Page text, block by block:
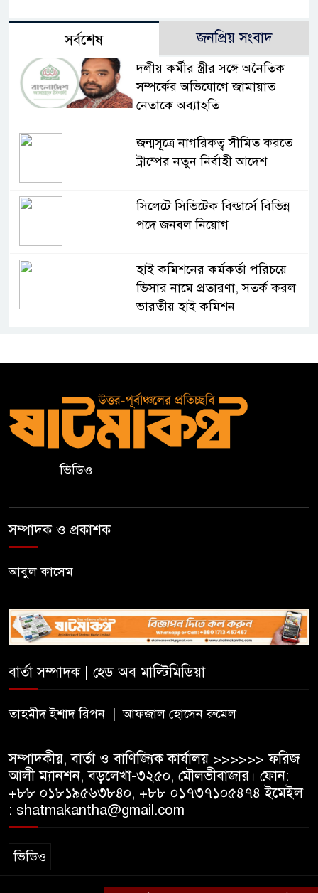
সর্বশেষ জনপ্রিয় সংবাদ
দলীয় কর্মীর স্ত্রীর সঙ্গে অনৈতিক
সম্পর্কের অভিযোগে জামায়াত
নেতাকে অব্যাহতি
জন্মসূত্রে নাগরিকত্ব সীমিত করতে
ট্রাম্পের নতুন নির্বাহী আদেশ
সিলেটে সিভিটেক বিল্ডার্সে বিভিন্ন
পদে জনবল নিয়োগ
হাই কমিশনের কর্মকর্তা পরিচয়ে
ভিসার নামে প্রতারণা, সতর্ক করল
ভারতীয় হাই কমিশন
ফুল-ফান্ডেড স্কলারশিপ চালু করবে
সুরমা নদীর পাড়ে “ISylhet”
জুড়ীতে চা শ্রমিকদের এক দফা
১০ আগস্ট
সরকারি টিচার্স ট্রেনিং কলেজে
সাহিত্য ও সাংস্কৃতিক সপ্তাহের
বড়লেখায় দক্ষিণভাগ এনসিএম উচ্চ
উদযাপন
ভিডিও
সম্পাদক ও প্রকাশক
আবুল কাসেম
বার্তা সম্পাদক | হেড অব মাল্টিমিডিয়া
তাহমীদ ইশাদ রিপন | আফজাল হোসেন রুমেল
সম্পাদকীয়, বার্তা ও বাণিজ্যিক কার্যালয় >>>>>> ফরিজ
আলী ম্যানশন, বড়লেখা-৩২৫০, মৌলভীবাজার। ফোন:
+৮৮ ০১৮১৯৫৬৩৮৪০, +৮৮ ০১৭৩৭১০৫৪৭৪ ইমেইল
: shatmakantha@gmail.com
ভিডিও